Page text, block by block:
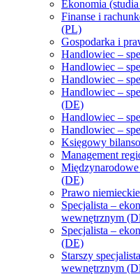
Ekonomia
Finanse i
(PL)
Gospodarka i
Handlowiec –
Handlowiec –
Handlowiec –
Handlowiec –
(DE)
Handlowiec –
Handlowiec –
Księgowy
Management
(DE)
Prawo
Specjalista –
wewnętrznym
Specjalista –
(DE)
Starszy
wewnętrznym